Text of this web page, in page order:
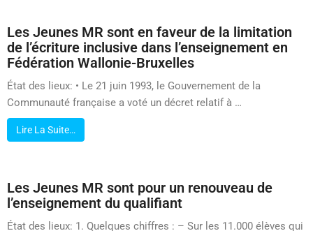
Les Jeunes MR sont en faveur de la limitation
de l’écriture inclusive dans l’enseignement en
Fédération Wallonie-Bruxelles
État des lieux: • Le 21 juin 1993, le Gouvernement de la
Communauté française a voté un décret relatif à …
Lire La Suite…
Les Jeunes MR sont pour un renouveau de
l’enseignement du qualifiant
État des lieux: 1. Quelques chiffres : – Sur les 11.000 élèves qui